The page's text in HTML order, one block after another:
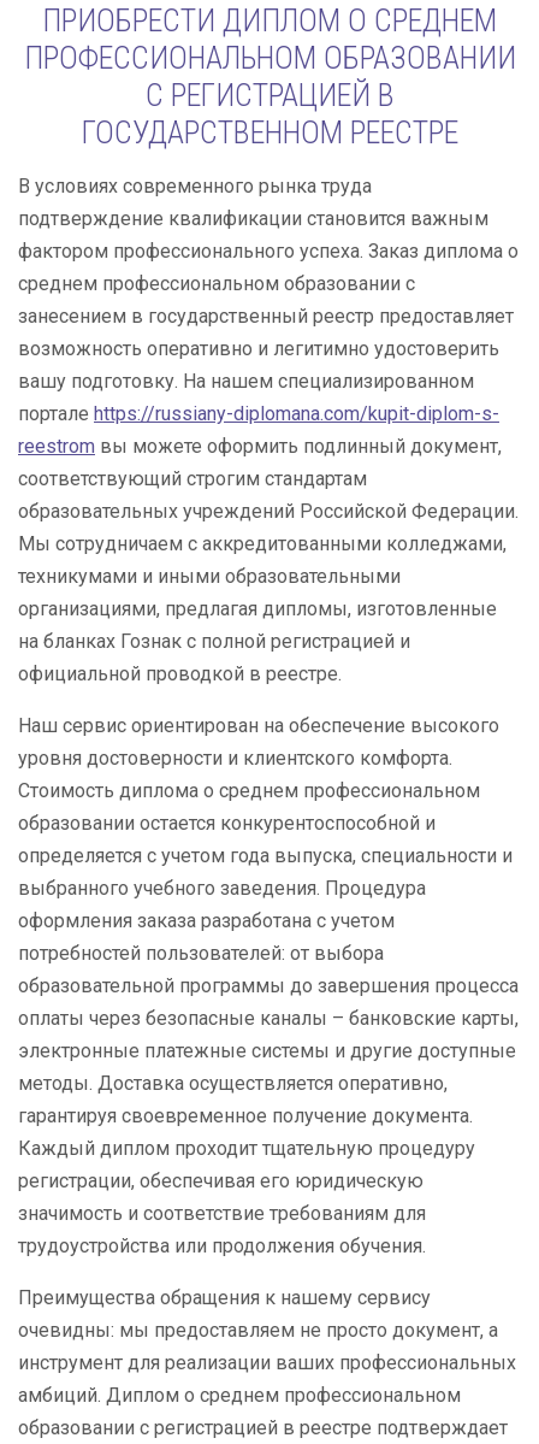
ПРИОБРЕСТИ ДИПЛОМ О СРЕДНЕМ
ПРОФЕССИОНАЛЬНОМ ОБРАЗОВАНИИ
С РЕГИСТРАЦИЕЙ В
ГОСУДАРСТВЕННОМ РЕЕСТРЕ
В условиях современного рынка труда
подтверждение квалификации становится важным
фактором профессионального успеха. Заказ диплома о
среднем профессиональном образовании с
занесением в государственный реестр предоставляет
возможность оперативно и легитимно удостоверить
вашу подготовку. На нашем специализированном
портале https://russiany-diplomana.com/kupit-diplom-s-
reestrom вы можете оформить подлинный документ,
соответствующий строгим стандартам
образовательных учреждений Российской Федерации.
Мы сотрудничаем с аккредитованными колледжами,
техникумами и иными образовательными
организациями, предлагая дипломы, изготовленные
на бланках Гознак с полной регистрацией и
официальной проводкой в реестре.
Наш сервис ориентирован на обеспечение высокого
уровня достоверности и клиентского комфорта.
Стоимость диплома о среднем профессиональном
образовании остается конкурентоспособной и
определяется с учетом года выпуска, специальности и
выбранного учебного заведения. Процедура
оформления заказа разработана с учетом
потребностей пользователей: от выбора
образовательной программы до завершения процесса
оплаты через безопасные каналы – банковские карты,
электронные платежные системы и другие доступные
методы. Доставка осуществляется оперативно,
гарантируя своевременное получение документа.
Каждый диплом проходит тщательную процедуру
регистрации, обеспечивая его юридическую
значимость и соответствие требованиям для
трудоустройства или продолжения обучения.
Преимущества обращения к нашему сервису
очевидны: мы предоставляем не просто документ, а
инструмент для реализации ваших профессиональных
амбиций. Диплом о среднем профессиональном
образовании с регистрацией в реестре подтверждает